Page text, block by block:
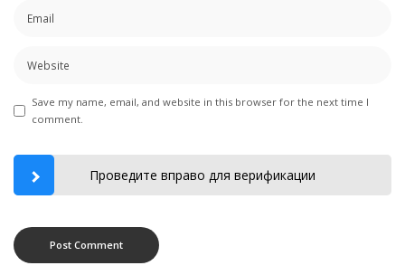
Save my name, email, and website in this browser for the next time I
comment.
Проведите вправо для верификации